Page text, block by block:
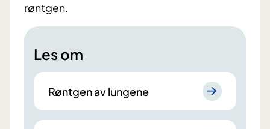
røntgen.
Les om
Røntgen av lungene